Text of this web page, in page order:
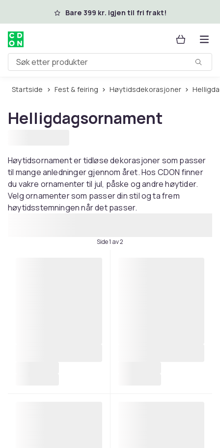
Hopp til hovedinnholdBare 399 kr. igjen til fri frakt!
Søk etter produkter
Startside Fest & feiring Høytidsdekorasjoner
Helligdagsornament
Høytidsornament er tidløse dekorasjoner som passer
til mange anledninger gjennom året. Hos CDON finner
du vakre ornamenter til jul, påske og andre høytider.
Velg ornamenter som passer din stil og ta frem
høytidsstemningen når det passer.
Side 1 av 2